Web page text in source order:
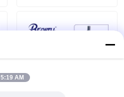
5:19 AM